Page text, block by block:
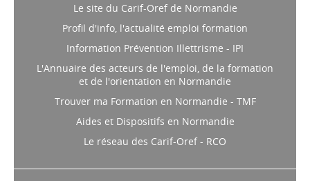
Le site du Carif-Oref de Normandie
Profil d'info, l'actualité emploi formation
Information Prévention Illettrisme - IPI
L'Annuaire des acteurs de l'emploi, de la formation
et de l'orientation en Normandie
Trouver ma Formation en Normandie - TMF
Aides et Dispositifs en Normandie
Le réseau des Carif-Oref - RCO